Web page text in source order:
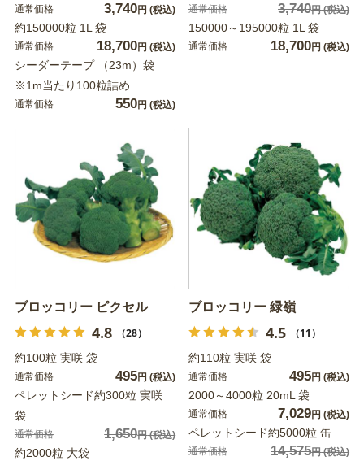
通常価格 3,740円 (税込)
約150000粒 1L 袋
通常価格 18,700円 (税込)
シーダーテープ （23m）袋
※1m当たり100粒詰め
通常価格 550円 (税込)
通常価格 3,740円(税込)
150000～195000粒 1L 袋
通常価格 18,700円 (税込)
ブロッコリー ピクセル
4.8 （28）
約100粒 実咲 袋
通常価格 495円 (税込)
ペレットシード約300粒 実咲
袋
通常価格 1,650円(税込)
約2000粒 大袋
ブロッコリー 緑嶺
4.5 （11）
約110粒 実咲 袋
通常価格 495円 (税込)
2000～4000粒 20mL 袋
通常価格 7,029円 (税込)
ペレットシード約5000粒 缶
通常価格 14,575円(税込)